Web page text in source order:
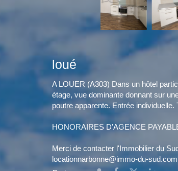
loué
A LOUER (A303) Dans un hôtel
étage, vue dominante donnant sur
poutre apparente. Entrée individuelle.
HONORAIRES D'AGENCE
Merci de contacter l'Immobilier du
locationnarbonne@immo-du-sud.com